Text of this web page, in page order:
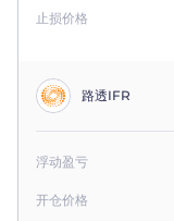
止损价格
路透IFR
浮动盈亏
开仓价格